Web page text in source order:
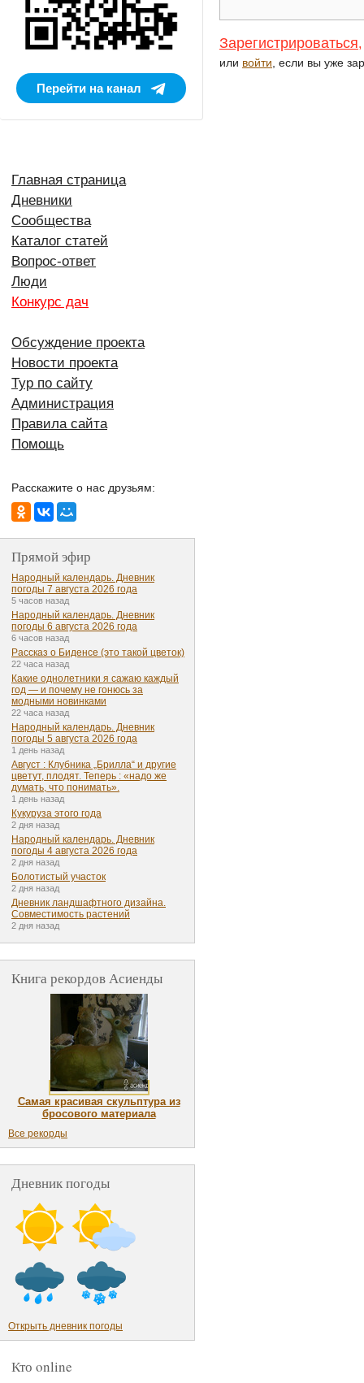
Зарегистрироваться,
или войти , если вы уже
Перейти на канал
Главная страница
Дневники
Сообщества
Каталог статей
Вопрос-ответ
Люди
Конкурс дач
Обсуждение проекта
Новости проекта
Тур по сайту
Администрация
Правила сайта
Помощь
Расскажите о нас друзьям:
Прямой эфир
Народный календарь. Дневник
погоды 7 августа 2026 года
5 часов назад
Народный календарь. Дневник
погоды 6 августа 2026 года
6 часов назад
Рассказ о Биденсе (это такой цветок)
22 часа назад
Какие однолетники я сажаю каждый
год — и почему не гонюсь за
модными новинками
22 часа назад
Народный календарь. Дневник
погоды 5 августа 2026 года
1 день назад
Август : Клубника „Брилла“ и другие
цветут, плодят. Теперь : «надо же
думать, что понимать».
1 день назад
Кукуруза этого года
2 дня назад
Народный календарь. Дневник
погоды 4 августа 2026 года
2 дня назад
Болотистый участок
2 дня назад
Дневник ландшафтного дизайна.
Совместимость растений
2 дня назад
Книга рекордов Асиенды
Самая красивая скульптура из
бросового материала
Все рекорды
Дневник погоды
Открыть дневник погоды
Кто online